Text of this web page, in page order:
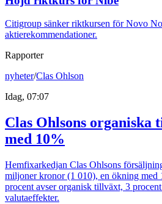
Citigroup sänker riktkursen för Novo
aktierekommendationer.
Rapporter
nyheter/Clas Ohlson
Idag, 07:07
Clas Ohlsons organiska
med 10%
Hemfixarkedjan Clas Ohlsons
miljoner kronor (1 010), en ökning med
procent avser organisk tillväxt, 3
valutaeffekter.